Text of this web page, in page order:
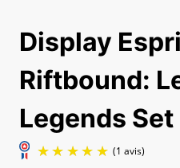
Display
Riftbound:
Legends Set